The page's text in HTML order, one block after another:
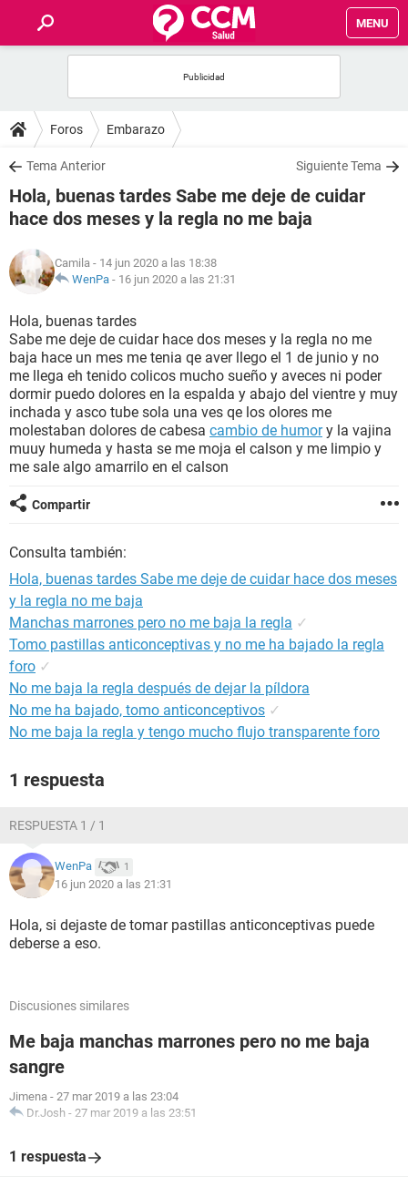
MENU
FOROS
SALUD
FAMILIA
NUTRICIÓN
SEXUALIDAD
GLOSARIO
Foros Embarazo
Tema Anterior Siguiente Tema
Hola, buenas tardes Sabe me deje de cuidar
hace dos meses y la regla no me baja
Camila - 14 jun 2020 a las 18:38
WenPa - 16 jun 2020 a las 21:31
Hola, buenas tardes
Sabe me deje de cuidar hace dos meses y la regla no me
baja hace un mes me tenia qe aver llego el 1 de junio y no
me llega eh tenido colicos mucho sueño y aveces ni poder
dormir puedo dolores en la espalda y abajo del vientre y muy
inchada y asco tube sola una ves qe los olores me
molestaban dolores de cabesa cambio de humory la vajina
muuy humeda y hasta se me moja el calson y me limpio y
me sale algo amarrilo en el calson
Compartir
Consulta también:
Hola, buenas tardes Sabe me deje de cuidar hace dos meses
y la regla no me baja
Manchas marrones pero no me baja la regla ✓
Tomo pastillas anticonceptivas y no me ha bajado la regla
foro ✓
No me baja la regla después de dejar la píldora
No me ha bajado, tomo anticonceptivos ✓
No me baja la regla y tengo mucho flujo transparente foro
1 respuesta
RESPUESTA 1 / 1
WenPa 1
16 jun 2020 a las 21:31
Hola, si dejaste de tomar pastillas anticonceptivas puede
deberse a eso.
Discusiones similares
Me baja manchas marrones pero no me baja
sangre
Jimena - 27 mar 2019 a las 23:04
Dr.Josh - 27 mar 2019 a las 23:51
1 respuesta